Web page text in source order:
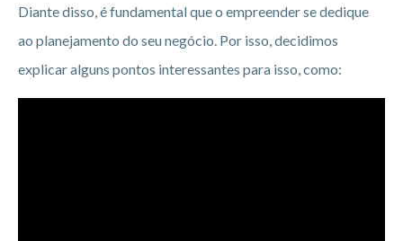
Diante disso, é fundamental que o empreender se dedique
ao planejamento do seu negócio. Por isso, decidimos
explicar alguns pontos interessantes para isso, como: